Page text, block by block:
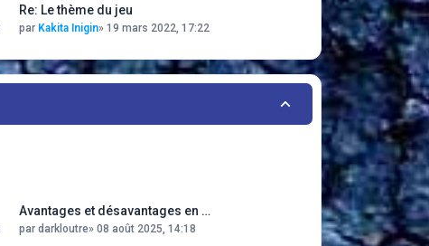
Re: Le thème du jeu
par Kakita Inigin» 19 mars 2022, 17:22
Avantages et désavantages en …
par darkloutre» 08 août 2025, 14:18